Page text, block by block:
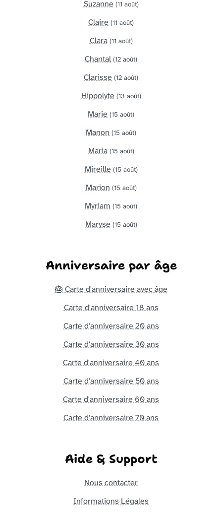
Suzanne (11 août)
Claire (11 août)
Clara (11 août)
Chantal (12 août)
Clarisse (12 août)
Hippolyte (13 août)
Marie (15 août)
Manon (15 août)
Maria (15 août)
Mireille (15 août)
Marion (15 août)
Myriam (15 août)
Maryse (15 août)
Anniversaire par âge
🎂 Carte d'anniversaire avec âge
Carte d'anniversaire 18 ans
Carte d'anniversaire 20 ans
Carte d'anniversaire 30 ans
Carte d'anniversaire 40 ans
Carte d'anniversaire 50 ans
Carte d'anniversaire 60 ans
Carte d'anniversaire 70 ans
Aide & Support
Nous contacter
Informations Légales